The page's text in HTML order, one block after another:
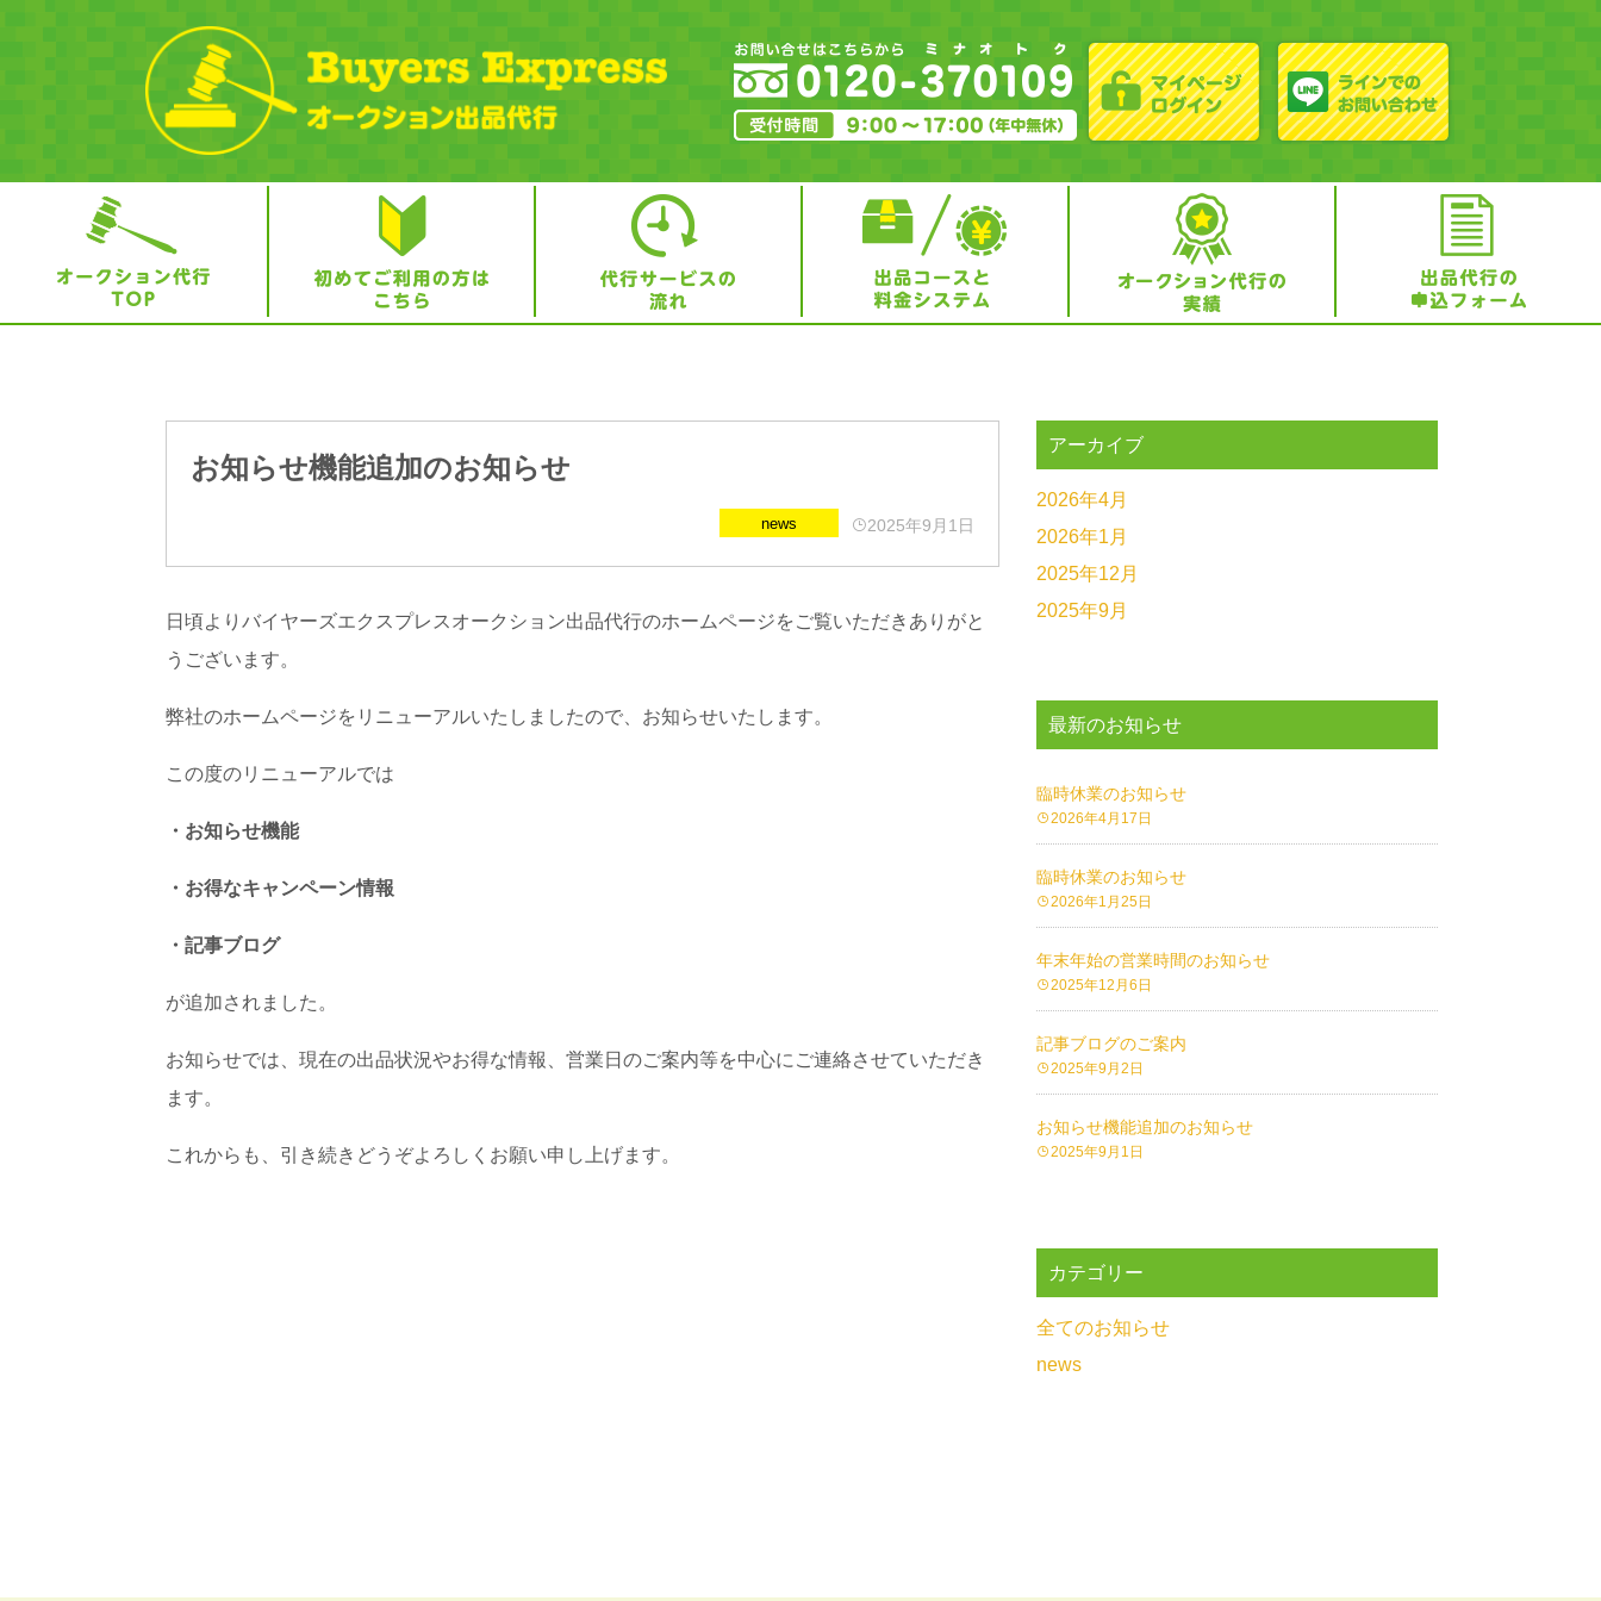
お知らせ機能追加のお知らせ
news 2025年9月1日
日頃よりバイヤーズエクスプレスオークション出品代行のホームページをご覧いただきありがと
うございます。
弊社のホームページをリニューアルいたしましたので、お知らせいたします。
この度のリニューアルでは
・お知らせ機能
・お得なキャンペーン情報
・記事ブログ
が追加されました。
お知らせでは、現在の出品状況やお得な情報、営業日のご案内等を中心にご連絡させていただき
ます。
これからも、引き続きどうぞよろしくお願い申し上げます。
アーカイブ
2026年4月
2026年1月
2025年12月
2025年9月
最新のお知らせ
臨時休業のお知らせ
2026年4月17日
臨時休業のお知らせ
2026年1月25日
年末年始の営業時間のお知らせ
2025年12月6日
記事ブログのご案内
2025年9月2日
お知らせ機能追加のお知らせ
2025年9月1日
カテゴリー
全てのお知らせ
news